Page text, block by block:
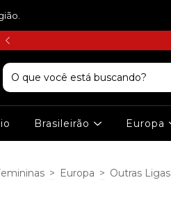
Brasileirão Europa
> Europa > Outras Ligas